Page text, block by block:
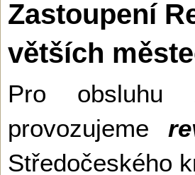
Zastoupení
větších
Pro obsluhu
provozujeme
Středočeského